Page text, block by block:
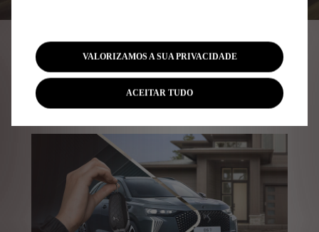
SERVIÇOS
PERSONALIZADOS
VALORIZAMOS A SUA PRIVACIDADE
ACEITAR TUDO